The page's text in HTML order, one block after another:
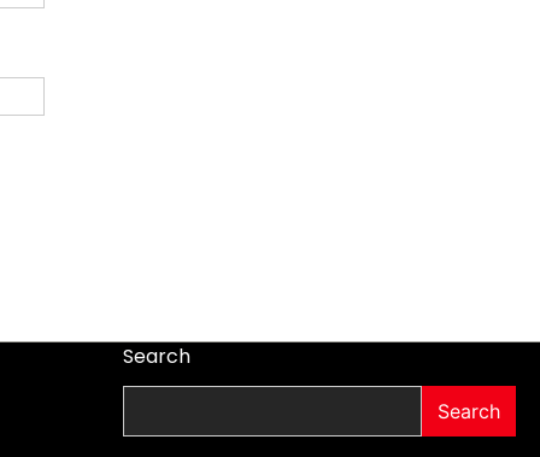
Search
Search